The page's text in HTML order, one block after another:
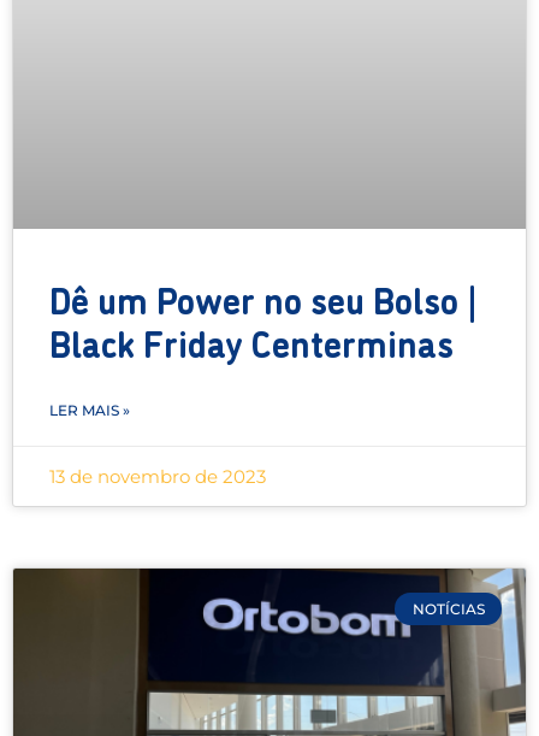
Dê um Power no seu Bolso |
Black Friday Centerminas
LER MAIS »
13 de novembro de 2023
NOTÍCIAS